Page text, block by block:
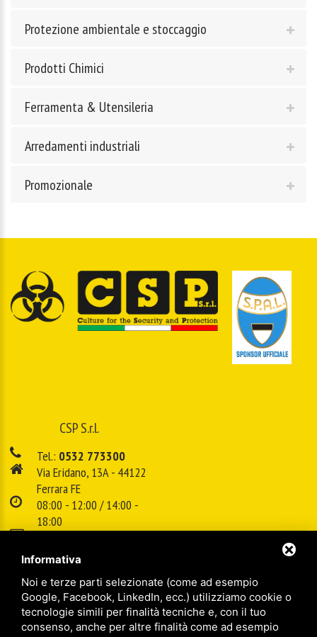
Protezione ambientale e stoccaggio
Prodotti Chimici
Ferramenta & Utensileria
Arredamenti industriali
Promozionale
CSP S.r.l.
Tel.: 0532 773300
Via Eridano, 13A - 44122
Ferrara FE
08:00 - 12:00 / 14:00 -
18:00
info@cspsrl.biz
Sitemap / Privacy policy/Legal
Informativa
Noi e terze parti selezionate (come ad esempio
Google, Facebook, LinkedIn, ecc.) utilizziamo cookie o
tecnologie simili per finalità tecniche e, con il tuo
consenso, anche per altre finalità come ad esempio